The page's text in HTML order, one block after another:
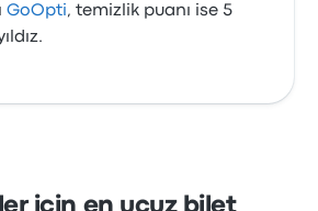
GoOpti, temizlik puanı ise 5
için en ucuz bilet